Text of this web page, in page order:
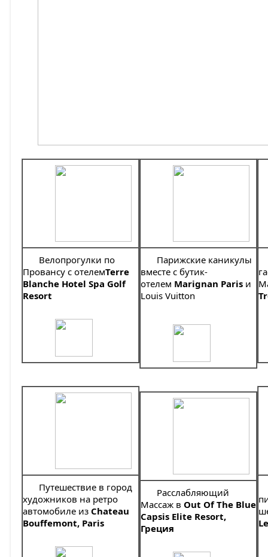
Велопрогулки по
Провансу с отелемTerre
Blanche Hotel Spa Golf
Resort
Путешествие в город
художников на ретро
автомобиле из Chateau
Bouffemont, Paris
Парижские каникулы
вместе с бутик-
отелем Marignan Paris и
Louis Vuitton
Расслабляющий
Массаж в Out Of The Blue
Capsis Elite Resort,
Греция